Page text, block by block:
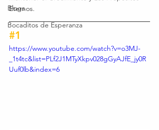
Blogs
Bocaditos de Esperanza
Eternos.
#1
https://www.youtube.com/watch?v=o3MJ-
_1t4tc&list=PLf2J1MTyXkpv028gGyAJfE_jy0R
Uuf0lb&index=6